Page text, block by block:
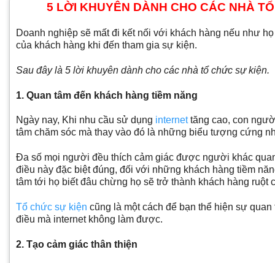
5 LỜI KHUYÊN DÀNH CHO CÁC NHÀ
Doanh nghiệp sẽ mất đi kết nối với khách hàng nếu như
của khách hàng khi đến tham gia sự kiện.
Sau đây là 5 lời khuyên dành cho các nhà tổ chức sự kiện.
1. Quan tâm đến khách hàng tiềm năng
Ngày nay, Khi nhu cầu sử dụng internettăng cao, con
tâm chăm sóc mà thay vào đó là những biểu tượng cứng
Đa số mọi người đều thích cảm giác được người khác
điều này đặc biệt đúng, đối với những khách hàng tiềm
tâm tới họ biết đâu chừng họ sẽ trở thành khách hàng ruột
Tổ chức sự kiện cũng là một cách để bạn thể hiện sự
điều mà internet không làm được.
2. Tạo cảm giác thân thiện